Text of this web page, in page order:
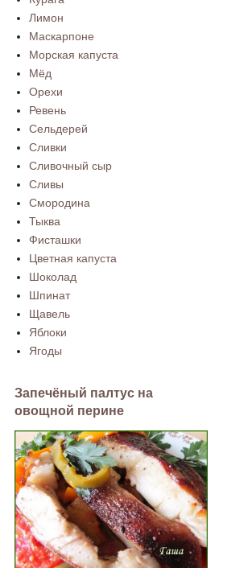
Лимон
Маскарпоне
Морская капуста
Мёд
Орехи
Ревень
Сельдерей
Сливки
Сливочный сыр
Сливы
Смородина
Тыква
Фисташки
Цветная капуста
Шоколад
Шпинат
Щавель
Яблоки
Ягоды
Запечёный палтус на
овощной перине